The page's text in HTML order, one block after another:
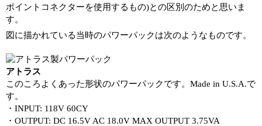
ポイントコネクターを使用するもの)との区別のためと思いま
す。
図に描かれている当時のパワーパックは次のようなものです。
アトラス
このころよくあった形状のパワーパックです。Made in U.S.A.で
す。
・INPUT: 118V 60CY
・OUTPUT: DC 16.5V AC 18.0V MAX OUTPUT 3.75VA